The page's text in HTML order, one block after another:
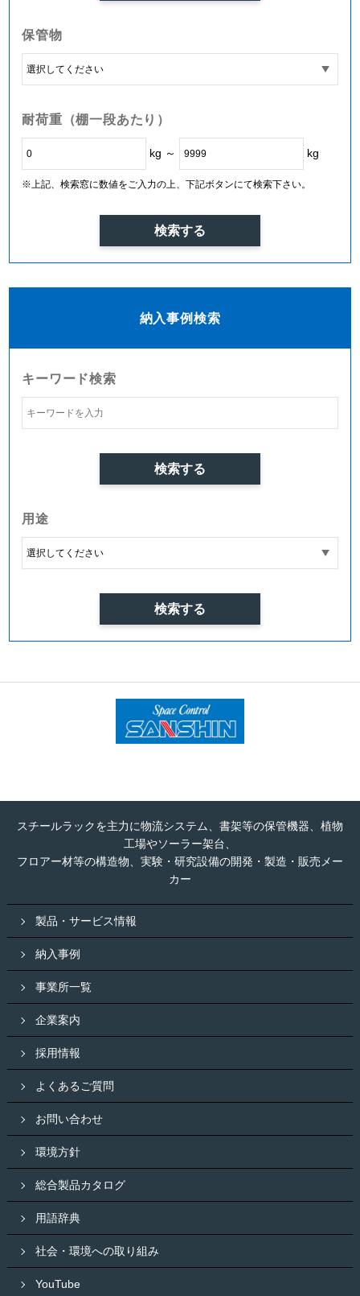
保管物
耐荷重（棚一段あたり）
kg ～ kg
※上記、検索窓に数値をご入力の上、下記ボタンにて検索下さい。
納入事例検索
キーワード検索
用途
スチールラックを主力に物流システム、書架等の保管機器、植物
工場やソーラー架台、
フロアー材等の構造物、実験・研究設備の開発・製造・販売メー
カー
製品・サービス情報
納入事例
事業所一覧
企業案内
採用情報
よくあるご質問
お問い合わせ
環境方針
総合製品カタログ
用語辞典
社会・環境への取り組み
YouTube